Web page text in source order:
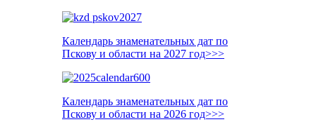
Календарь знаменательных дат по
Пскову и области на 2027 год>>>
Календарь знаменательных дат по
Пскову и области на 2026 год>>>